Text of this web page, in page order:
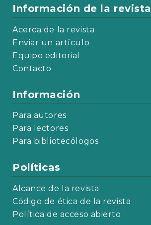
Información de la revista
Acerca de la revista
Enviar un artículo
Equipo editorial
Contacto
Información
Para autores
Para lectores
Para bibliotecólogos
Políticas
Alcance de la revista
Código de ética de la revista
Política de acceso abierto